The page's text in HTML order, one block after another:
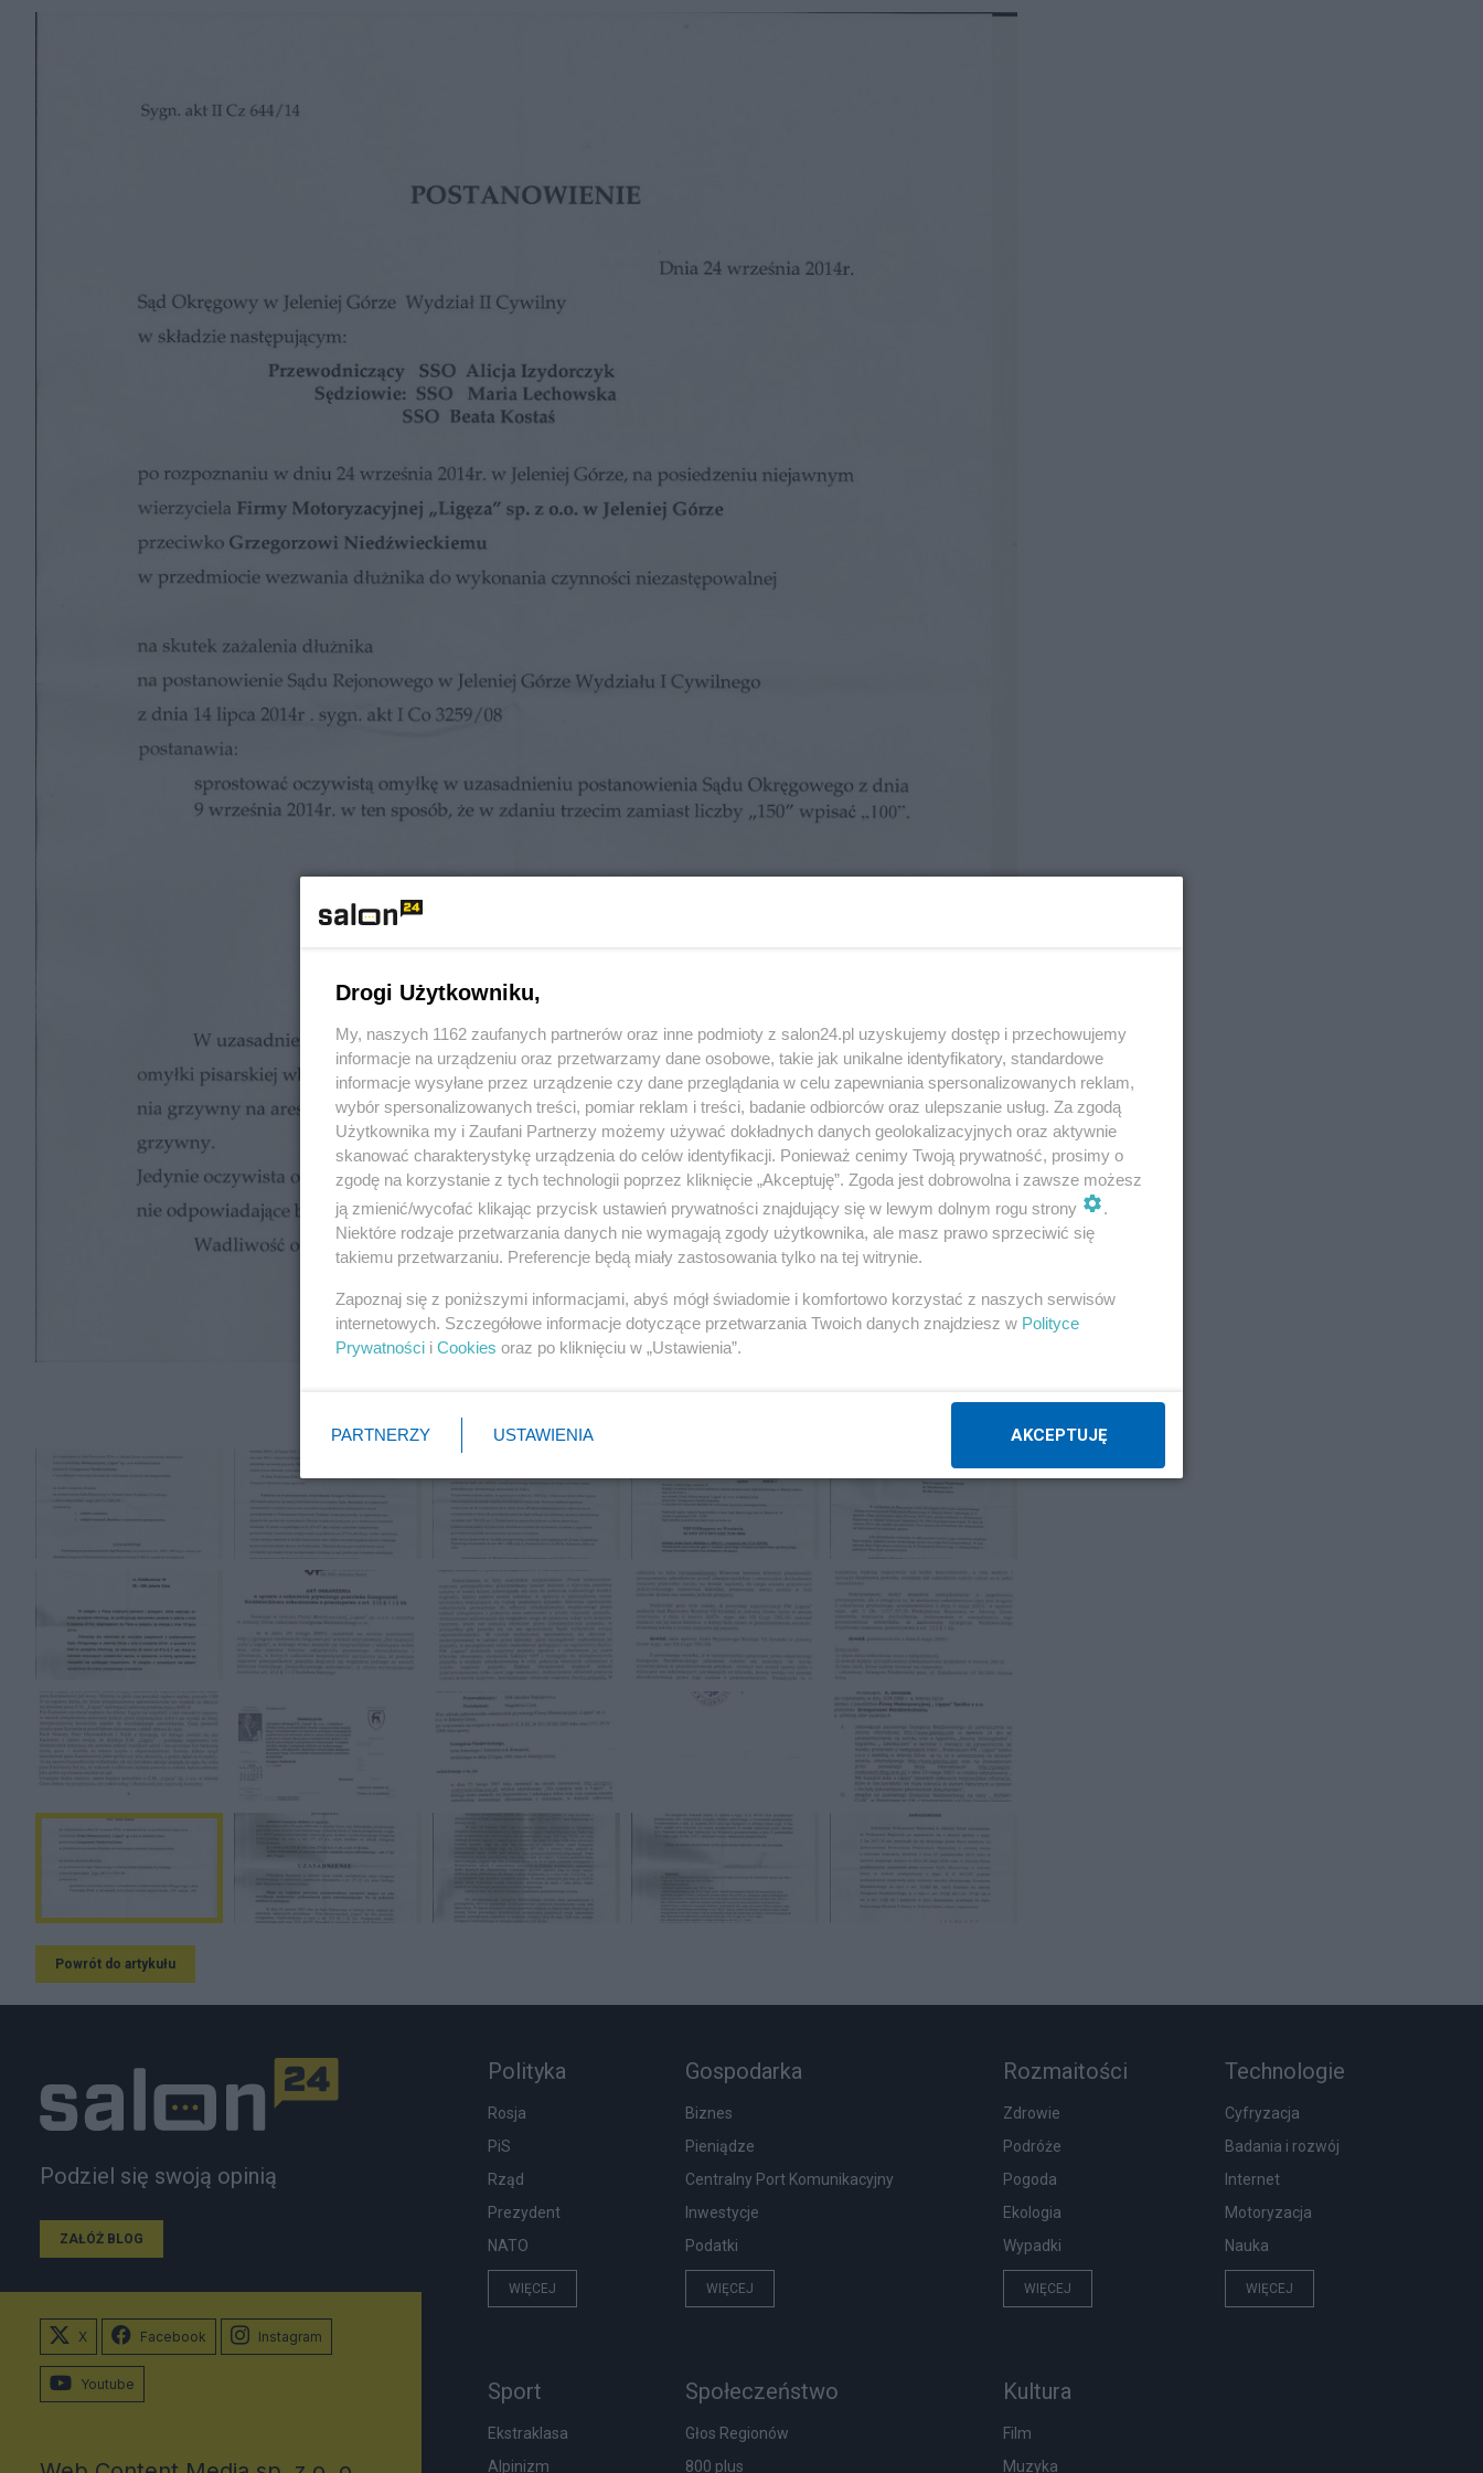
NASTĘPNE
Powrót do artykułu
Podziel się swoją opinią
ZAŁÓŻ BLOG
Polityka
Rosja
PiS
Rząd
Prezydent
NATO
WIĘCEJ
Gospodarka
Biznes
Pieniądze
Centralny Port Komunikacyjny
Inwestycje
Podatki
WIĘCEJ
Rozmaitości
Zdrowie
Podróże
Pogoda
Ekologia
Wypadki
WIĘCEJ
Technologie
Cyfryzacja
Badania i rozwój
Internet
Motoryzacja
Nauka
WIĘCEJ
Sport
Ekstraklasa
Alpinizm
Społeczeństwo
Głos Regionów
800 plus
Kultura
Film
Muzyka
X Facebook Instagram
Youtube
Drogi Użytkowniku,
My, naszych 1162 zaufanych partnerów oraz inne podmioty z salon24.pl uzyskujemy dostęp i przechowujemy
informacje na urządzeniu oraz przetwarzamy dane osobowe, takie jak unikalne identyfikatory, standardowe
informacje wysyłane przez urządzenie czy dane przeglądania w celu zapewniania spersonalizowanych reklam,
wybór spersonalizowanych treści, pomiar reklam i treści, badanie odbiorców oraz ulepszanie usług. Za zgodą
Użytkownika my i Zaufani Partnerzy możemy używać dokładnych danych geolokalizacyjnych oraz aktywnie
skanować charakterystykę urządzenia do celów identyfikacji. Ponieważ cenimy Twoją prywatność, prosimy o
zgodę na korzystanie z tych technologii poprzez kliknięcie „Akceptuję”. Zgoda jest dobrowolna i zawsze możesz
ją zmienić/wycofać klikając przycisk ustawień prywatności znajdujący się w lewym dolnym rogu strony
.
Niektóre rodzaje przetwarzania danych nie wymagają zgody użytkownika, ale masz prawo sprzeciwić się
takiemu przetwarzaniu. Preferencje będą miały zastosowania tylko na tej witrynie.
Zapoznaj się z poniższymi informacjami, abyś mógł świadomie i komfortowo korzystać z naszych serwisów
internetowych. Szczegółowe informacje dotyczące przetwarzania Twoich danych znajdziesz w Polityce
Prywatności i Cookies oraz po kliknięciu w „Ustawienia”.
PARTNERZY USTAWIENIA AKCEPTUJĘ